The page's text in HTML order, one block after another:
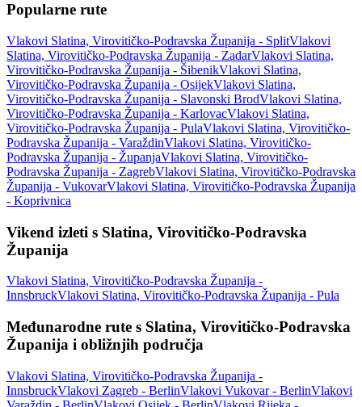
Popularne rute
Vlakovi Slatina, Virovitičko-Podravska Županija - SplitVlakovi
Slatina, Virovitičko-Podravska Županija - ZadarVlakovi Slatina,
Virovitičko-Podravska Županija - ŠibenikVlakovi Slatina,
Virovitičko-Podravska Županija - OsijekVlakovi Slatina,
Virovitičko-Podravska Županija - Slavonski BrodVlakovi Slatina,
Virovitičko-Podravska Županija - KarlovacVlakovi Slatina,
Virovitičko-Podravska Županija - PulaVlakovi Slatina, Virovitičko-
Podravska Županija - VaraždinVlakovi Slatina, Virovitičko-
Podravska Županija - ŽupanjaVlakovi Slatina, Virovitičko-
Podravska Županija - ZagrebVlakovi Slatina, Virovitičko-Podravska
Županija - VukovarVlakovi Slatina, Virovitičko-Podravska Županija
- Koprivnica
Vikend izleti s Slatina, Virovitičko-Podravska
Županija
Vlakovi Slatina, Virovitičko-Podravska Županija -
InnsbruckVlakovi Slatina, Virovitičko-Podravska Županija - Pula
Međunarodne rute s Slatina, Virovitičko-Podravska
Županija i obližnjih područja
Vlakovi Slatina, Virovitičko-Podravska Županija -
InnsbruckVlakovi Zagreb - BerlinVlakovi Vukovar - BerlinVlakovi